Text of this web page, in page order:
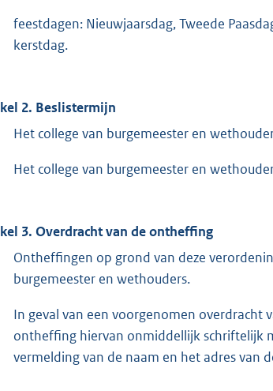
feestdagen: Nieuwjaarsdag, Tweede
kerstdag.
2. Beslistermijn
Het college van burgemeester en
Het college van burgemeester en
3. Overdracht van de ontheffing
Ontheffingen op grond van deze
burgemeester en wethouders.
In geval van een voorgenomen
ontheffing hiervan onmiddellijk schriftelijk
vermelding van de naam en het adres van